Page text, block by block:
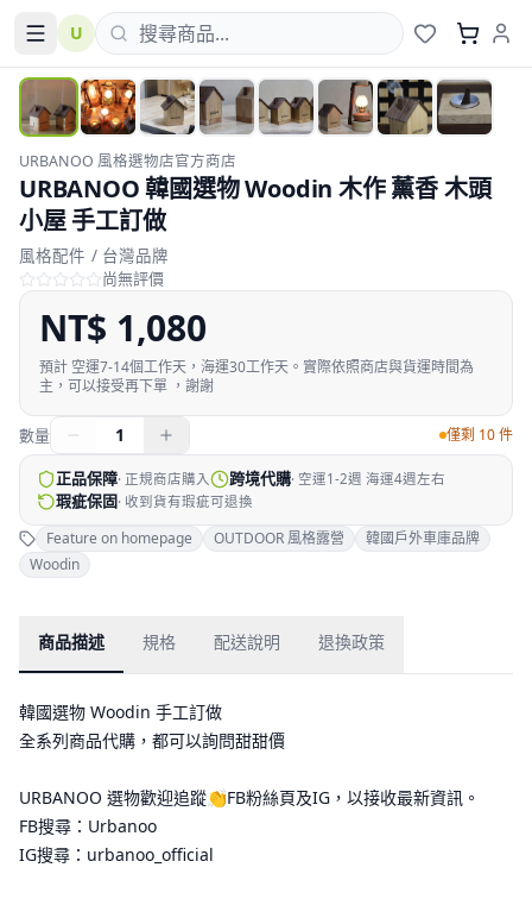
U
URBANOO 風格選物店官方商店
URBANOO 韓國選物 Woodin 木作 薰香 木頭
小屋 手工訂做
風格配件 / 台灣品牌
尚無評價
NT$ 1,080
預計 空運7-14個工作天，海運30工作天。實際依照商店與貨運時間為
主，可以接受再下單 ，謝謝
數量 1 僅剩 10 件
正品保障· 正規商店購入 跨境代購· 空運1-2週 海運4週左右
瑕疵保固· 收到貨有瑕疵可退換
Feature on homepage OUTDOOR 風格露營
韓國戶外車庫品牌
Woodin
商品描述 規格 配送說明 退換政策
韓國選物 Woodin 手工訂做
全系列商品代購，都可以詢問甜甜價
URBANOO 選物歡迎追蹤👏FB粉絲頁及IG，以接收最新資訊。
FB搜尋：Urbanoo
IG搜尋：urbanoo_official